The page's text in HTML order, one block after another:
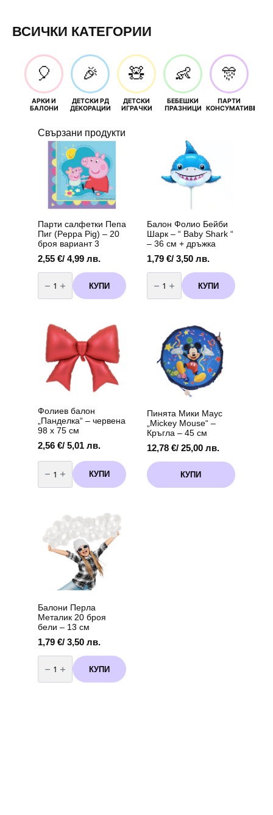
ВСИЧКИ КАТЕГОРИИ
🎈
АРКИ И
БАЛОНИ
🎉
ДЕТСКИ РД
ДЕКОРАЦИИ
🧸
ДЕТСКИ
ИГРАЧКИ
👶
БЕБЕШКИ
ПРАЗНИЦИ
🎊
ПАРТИ
КОНСУМАТИВИ
Свързани продукти
Парти салфетки Пепа
Пиг (Peppa Pig) – 20
броя вариант 3
2,55 €/ 4,99 лв.
количество
за
Парти
салфетки
(Peppa
Pig)
броя
вариант
КУПИ
Балон Фолио Бейби
Шарк – “ Baby Shark “
– 36 см + дръжка
1,79 €/ 3,50 лв.
количество
за
Балон
Фолио
Baby
Shark
КУПИ
Фолиев балон
„Панделка“ – червена
98 х 75 см
2,56 €/ 5,01 лв.
количество
за
Фолиев
балон
75
см
КУПИ
Пинята Мики Маус
„Mickey Mouse“ –
Кръгла – 45 см
12,78 €/ 25,00 лв.
КУПИ
Балони Перла
Металик 20 броя
бели – 13 см
1,79 €/ 3,50 лв.
количество
за
Балони
Перла
КУПИ